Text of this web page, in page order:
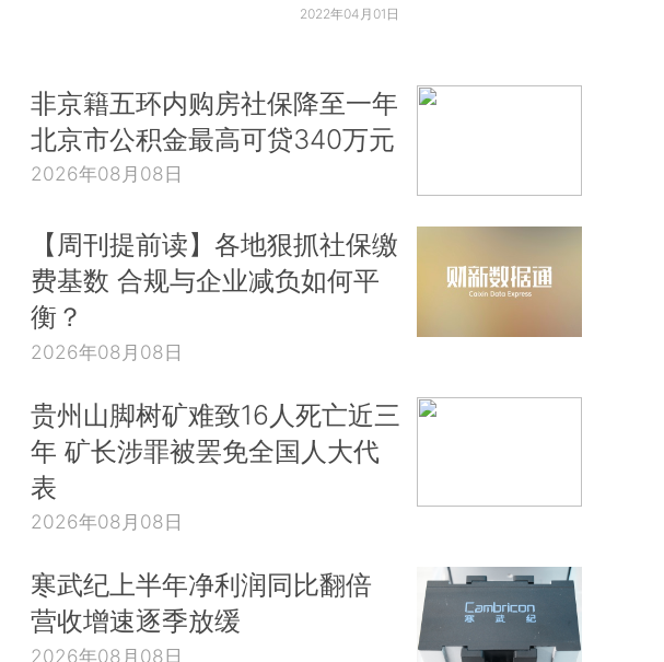
2022年04月01日
非京籍五环内购房社保降至一年
北京市公积金最高可贷340万元
2026年08月08日
【周刊提前读】各地狠抓社保缴
费基数 合规与企业减负如何平
衡？
2026年08月08日
贵州山脚树矿难致16人死亡近三
年 矿长涉罪被罢免全国人大代
表
2026年08月08日
寒武纪上半年净利润同比翻倍
营收增速逐季放缓
2026年08月08日